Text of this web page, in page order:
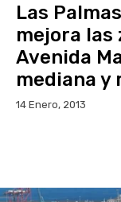
Las
mejora las
Avenida
mediana y
14 Enero, 2013